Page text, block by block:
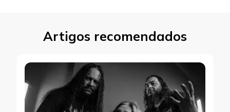
Artigos recomendados